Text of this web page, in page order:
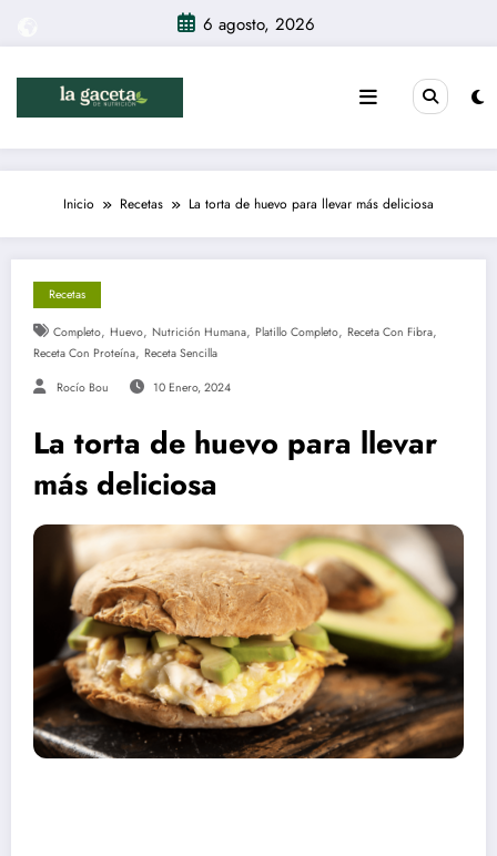
contenido
6 agosto, 2026
Inicio Recetas La torta de huevo para llevar más deliciosa
Recetas
Completo, Huevo, Nutrición Humana, Platillo Completo, Receta Con Fibra,
Receta Con Proteína, Receta Sencilla
Rocío Bou 10 Enero, 2024
La torta de huevo para llevar
más deliciosa